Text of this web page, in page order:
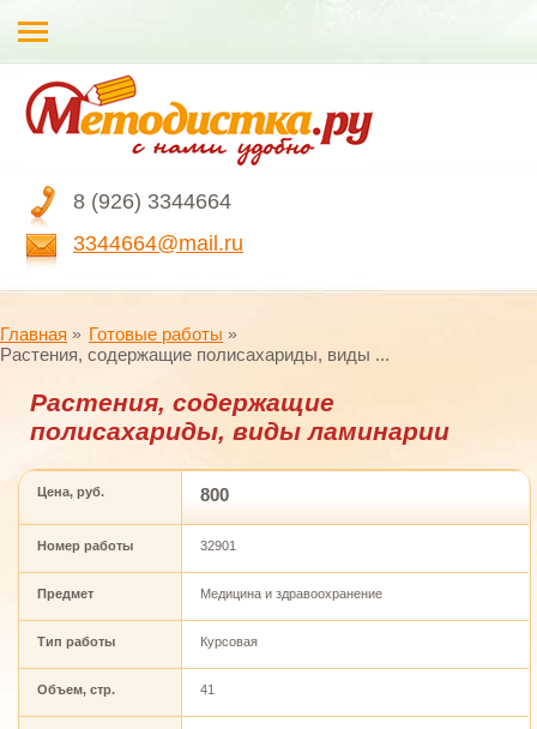
8 (926) 3344664
3344664@mail.ru
Главная
Готовые работы
Растения, содержащие полисахариды, виды ...
Растения, содержащие
полисахариды, виды ламинарии
Цена, руб. 800
Номер работы 32901
Предмет Медицина и здравоохранение
Тип работы Курсовая
Объем, стр. 41